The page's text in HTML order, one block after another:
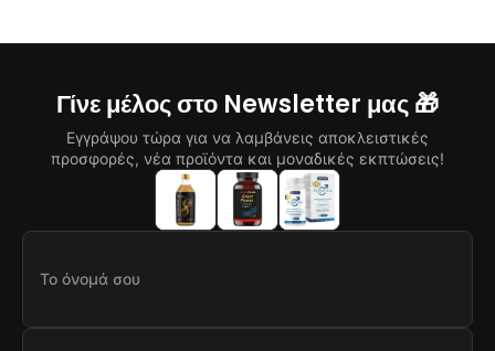
Γίνε μέλος στο Newsletter μας 🎁
Εγγράψου τώρα για να λαμβάνεις αποκλειστικές
προσφορές, νέα προϊόντα και μοναδικές εκπτώσεις!